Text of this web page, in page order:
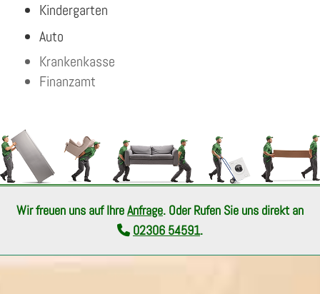
Kindergarten
Auto
Krankenkasse
Finanzamt
Wir freuen uns auf IhreAnfrage. Oder Rufen Sie uns direkt an
 02306 54591.